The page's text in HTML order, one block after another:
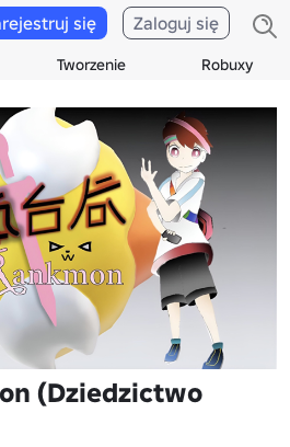
Tworzenie Robuxy
się Zaloguj się
(Dziedzictwo